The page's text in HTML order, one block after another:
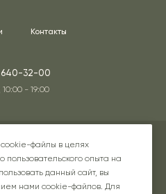
Контакты
640-32-00
10:00 - 19:00
шоурумов
cookie-файлы в целях
опыта на
данный сайт, вы
нами cookie-файлов. Для